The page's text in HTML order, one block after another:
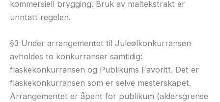
kommersiell brygging. Bruk av maltekstrakt er
unntatt regelen.
§3 Under arrangementet til Juleølkonkurransen
avholdes to konkurranser samtidig:
flaskekonkurransen og Publikums Favoritt. Det er
flaskekonkurransen som er selve mesterskapet.
Arrangementet er åpent for publikum (aldersgrense